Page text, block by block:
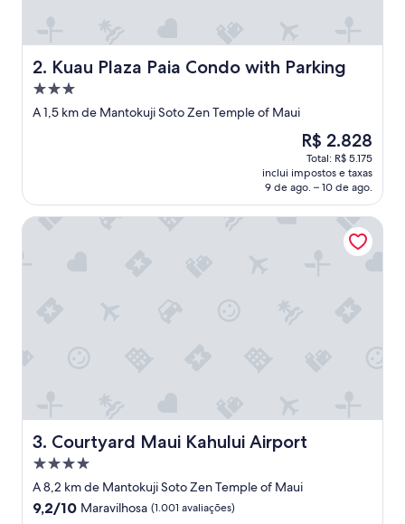
2. Kuau Plaza Paia Condo with Parking
Kuau Plaza Paia Condo with Parking
Propriedade
3.0
A 1,5 km de Mantokuji Soto Zen Temple of Maui
O
preço
é
de
R$ 2.828
R$ 2.828
Total: R$ 5.175
inclui impostos e taxas
9 de ago. – 10 de ago.
3. Courtyard Maui Kahului Airport
Courtyard Maui Kahului Airport
Propriedade
4.0
estrelas
A 8,2 km de Mantokuji Soto Zen Temple of Maui
9.2
9,2/10 Maravilhosa (1.001 avaliações)
Courtyard Maui Kahului Airport